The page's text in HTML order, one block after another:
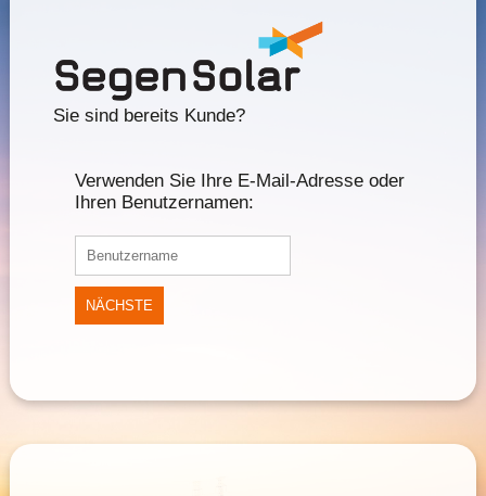
Sie sind bereits Kunde?
Verwenden Sie Ihre E-Mail-Adresse oder
Ihren Benutzernamen:
NÄCHSTE